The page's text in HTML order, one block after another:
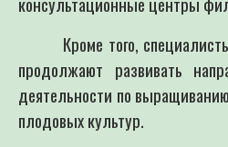
Кроме того, специалисты
продолжают развивать
деятельности по
плодовых культур.